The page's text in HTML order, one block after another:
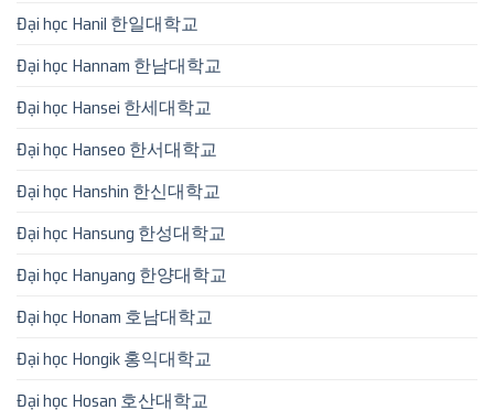
Đại học Hanil 한일대학교
Đại học Hannam 한남대학교
Đại học Hansei 한세대학교
Đại học Hanseo 한서대학교
Đại học Hanshin 한신대학교
Đại học Hansung 한성대학교
Đại học Hanyang 한양대학교
Đại học Honam 호남대학교
Đại học Hongik 홍익대학교
Đại học Hosan 호산대학교